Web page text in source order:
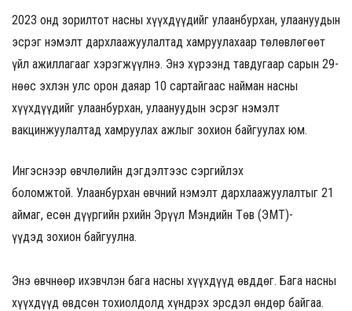
2023 онд зорилтот насны хүүхдүүдийг улаанбурхан, улаануудын
эсрэг нэмэлт дархлаажуулалтад хамруулахаар төлөвлөгөөт
үйл ажиллагааг хэрэгжүүлнэ. Энэ хүрээнд тавдугаар сарын 29-
нөөс эхлэн улс орон даяар 10 сартайгаас найман насны
хүүхдүүдийг улаанбурхан, улаануудын эсрэг нэмэлт
вакцинжуулалтад хамруулах ажлыг зохион байгуулах юм.
Ингэснээр өвчлөлийн дэгдэлтээс сэргийлэх
боломжтой. Улаанбурхан өвчний нэмэлт дархлаажуулалтыг 21
аймаг, есөн дүүргийн Өрхийн Эрүүл Мэндийн Төв (ӨЭМТ)-
үүдэд зохион байгуулна.
Энэ өвчнөөр ихэвчлэн бага насны хүүхдүүд өвддөг. Бага насны
хүүхдүүд өвдсөн тохиолдолд хүндрэх эрсдэл өндөр байгаа.